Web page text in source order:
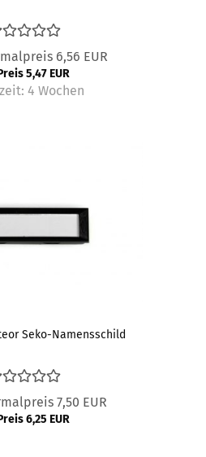
6,56 EUR
5,47 EUR
4 Wochen
Seko-Namensschild
7,50 EUR
6,25 EUR